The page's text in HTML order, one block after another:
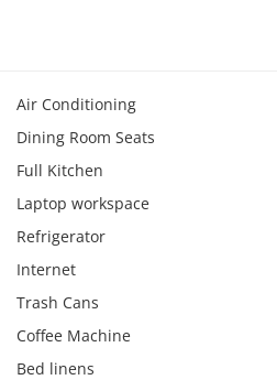
Air Conditioning
Dining Room Seats
Full Kitchen
Laptop workspace
Refrigerator
Internet
Trash Cans
Coffee Machine
Bed linens